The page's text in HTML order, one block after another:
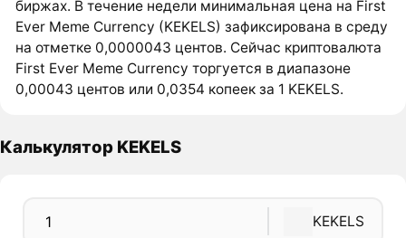
биржах. В течение недели минимальная цена на First
Ever Meme Currency (KEKELS) зафиксирована в среду
на отметке 0,0000043 центов. Сейчас криптовалюта
First Ever Meme Currency торгуется в диапазоне
0,00043 центов или 0,0354 копеек за 1 KEKELS.
Калькулятор KEKELS
KEKELS